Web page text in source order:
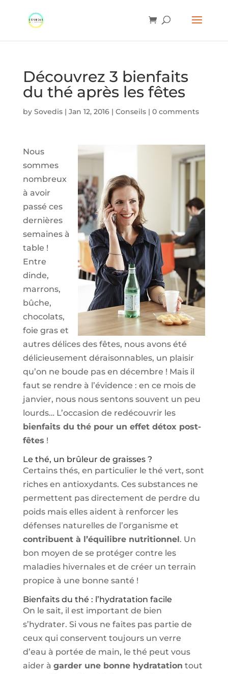
Découvrez 3 bienfaits
du thé après les fêtes
by Sovedis| Jan 12, 2016| Conseils| 0 comments
Nous
sommes
nombreux
à avoir
passé ces
dernières
semaines à
table !
Entre
dinde,
marrons,
bûche,
chocolats,
foie gras et
autres délices des fêtes, nous avons été
délicieusement déraisonnables, un plaisir
qu’on ne boude pas en décembre ! Mais il
faut se rendre à l’évidence : en ce mois de
janvier, nous nous sentons souvent un peu
lourds… L’occasion de redécouvrir les
bienfaits du thé pour un effet détox post-
fêtes !
Le thé, un brûleur de graisses ?
Certains thés, en particulier le thé vert, sont
riches en antioxydants. Ces substances ne
permettent pas directement de perdre du
poids mais elles aident à renforcer les
défenses naturelles de l’organisme et
contribuent à l’équilibre nutritionnel. Un
bon moyen de se protéger contre les
maladies hivernales et de créer un terrain
propice à une bonne santé !
Bienfaits du thé : l’hydratation facile
On le sait, il est important de bien
s’hydrater. Si vous ne faites pas partie de
ceux qui conservent toujours un verre
d’eau à portée de main, le thé peut vous
aider à garder une bonne hydratation tout